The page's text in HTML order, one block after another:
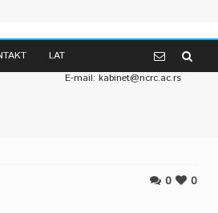
Telefon: 381 (0) 11 2067-147 od 07-14h
381 (0) 11 2685-174 od 14-19h
E-mail: kabinet@ncrc.ac.rs
LAT
0 0